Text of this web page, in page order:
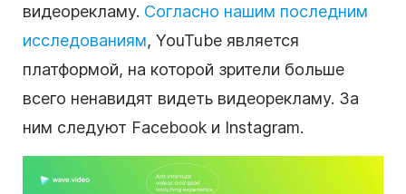
видеорекламу. Согласно нашим последним
исследованиям, YouTube является
платформой, на которой зрители больше
всего ненавидят видеть видеорекламу. За
ним следуют Facebook и Instagram.